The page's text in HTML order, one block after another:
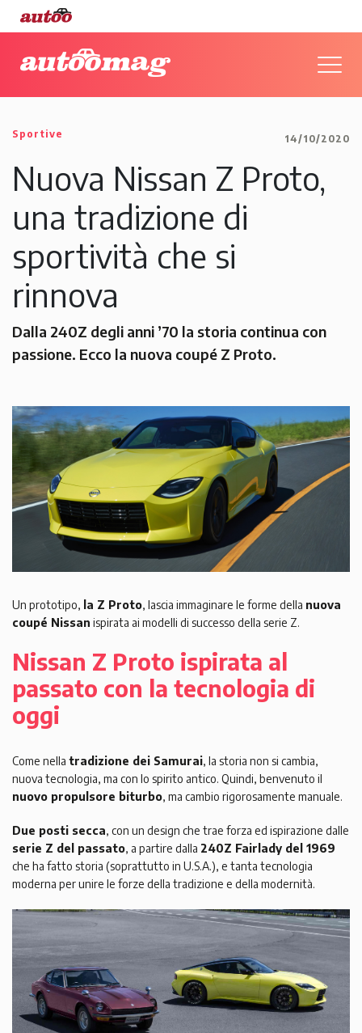
Sportive 14/10/2020
Nuova Nissan Z Proto,
una tradizione di
sportività che si
rinnova
Dalla 240Z degli anni ’70 la storia continua con
passione. Ecco la nuova coupé Z Proto.
Un prototipo, la Z Proto, lascia immaginare le forme della nuova
coupé Nissan ispirata ai modelli di successo della serie Z.
Nissan Z Proto ispirata al
passato con la tecnologia di
oggi
Come nella tradizione dei Samurai, la storia non si cambia,
nuova tecnologia, ma con lo spirito antico. Quindi, benvenuto il
nuovo propulsore biturbo, ma cambio rigorosamente manuale.
Due posti secca, con un design che trae forza ed ispirazione dalle
serie Z del passato, a partire dalla 240Z Fairlady del 1969
che ha fatto storia (soprattutto in U.S.A.), e tanta tecnologia
moderna per unire le forze della tradizione e della modernità.